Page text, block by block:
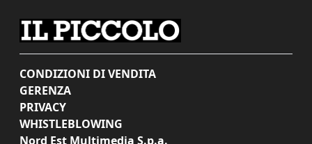
CONDIZIONI DI VENDITA
GERENZA
PRIVACY
WHISTLEBLOWING
Nord Est Multimedia S.p.a.